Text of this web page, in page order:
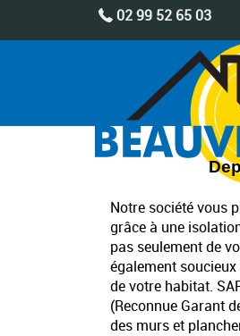
02 99 52 65 03
Notre société vous
grâce à une
pas seulement de
également
de votre habitat.
(Reconnue Garant
des murs et